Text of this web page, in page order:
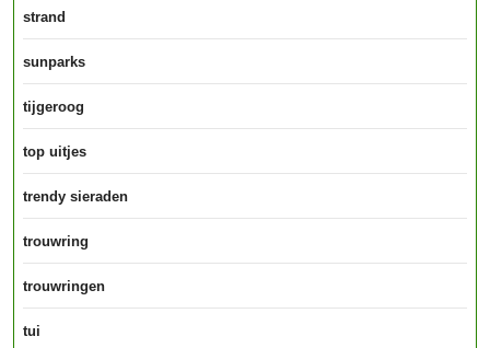
strand
sunparks
tijgeroog
top uitjes
trendy sieraden
trouwring
trouwringen
tui